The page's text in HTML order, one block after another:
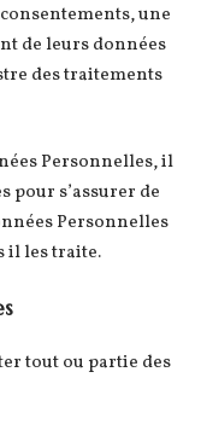
une
de leurs données
des traitements
Personnelles, il
pour s’assurer de
Personnelles
il les traite.
tout ou partie des